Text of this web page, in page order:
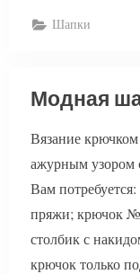
Шапки
Модная
Вязание
ажурным узором
Вам
пряжи; крючок №
столбик с
крючок только